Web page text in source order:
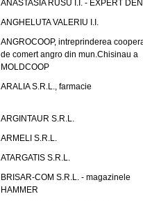
ANASTASIA RUSU I.I. - EXPERT
ANGHELUTA VALERIU I.I.
ANGROCOOP, intreprinderea
de comert angro din mun.Chisinau a
MOLDCOOP
ARALIA S.R.L., farmacie
ARGINTAUR S.R.L.
ARMELI S.R.L.
ATARGATIS S.R.L.
BRISAR-COM S.R.L. - magazinele
HAMMER